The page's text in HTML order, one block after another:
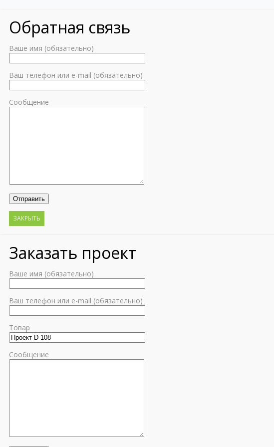
Обратная связь
Ваше имя (обязательно)
Ваш телефон или e-mail (обязательно)
Сообщение
ЗАКРЫТЬ
Заказать проект
Ваше имя (обязательно)
Ваш телефон или e-mail (обязательно)
Товар
Сообщение